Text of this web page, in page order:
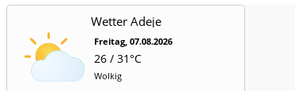
Wetter Adeje
Freitag, 07.08.2026
26 / 31°C
Wolkig